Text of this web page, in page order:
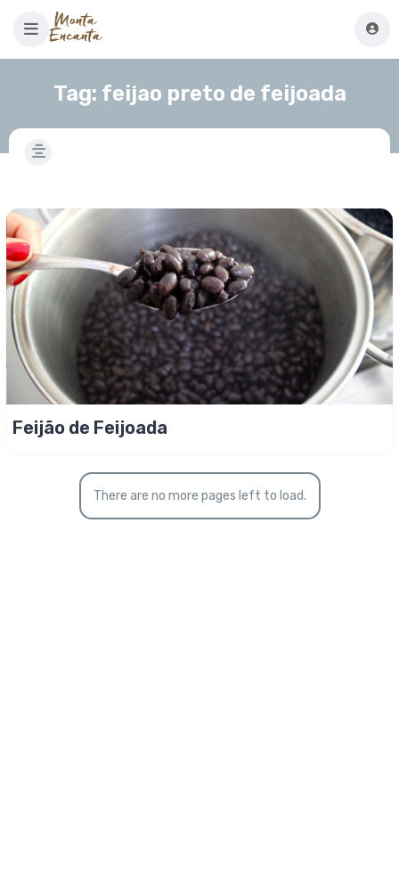
Tag: feijao preto de feijoada
Feijão de Feijoada
There are no more pages left to load.